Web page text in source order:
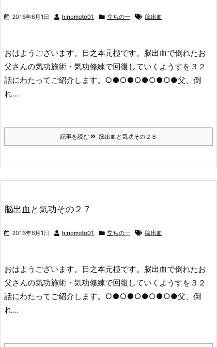
2016年6月1日 hinomoto01 立ちの一 脳出血
おはようございます。日之本元極です。脳出血で倒れたお
父さんの気功施術・気功修練で回復していくようすを３２
話にわたってご紹介します。○●○●○●○●○●父、倒
れ…
記事を読む 脳出血と気功その２８
脳出血と気功その２７
2016年6月1日 hinomoto01 立ちの一 脳出血
おはようございます。日之本元極です。脳出血で倒れたお
父さんの気功施術・気功修練で回復していくようすを３２
話にわたってご紹介します。○●○●○●○●○●父、倒
れ…